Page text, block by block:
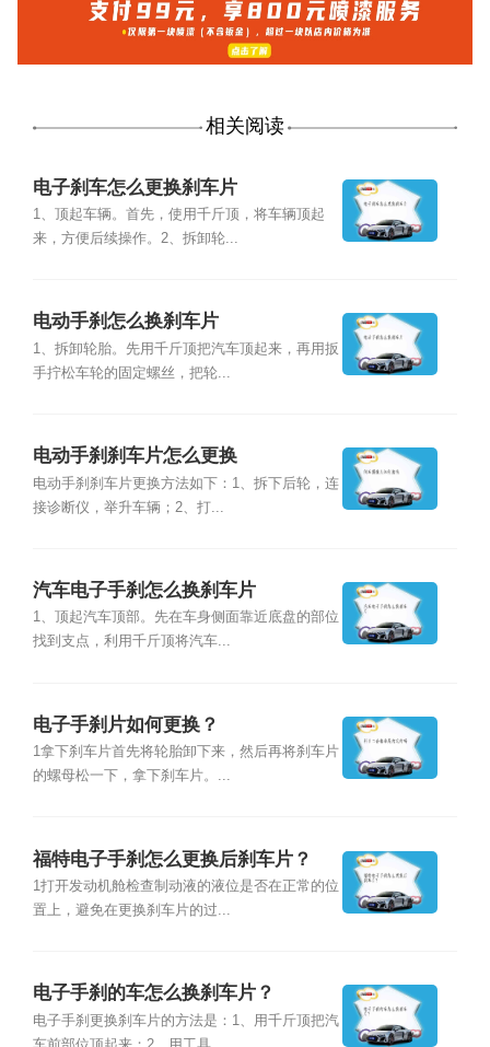
相关阅读
电子刹车怎么更换刹车片
1、顶起车辆。首先，使用千斤顶，将车辆顶起
来，方便后续操作。2、拆卸轮...
电动手刹怎么换刹车片
1、拆卸轮胎。先用千斤顶把汽车顶起来，再用扳
手拧松车轮的固定螺丝，把轮...
电动手刹刹车片怎么更换
电动手刹刹车片更换方法如下：1、拆下后轮，连
接诊断仪，举升车辆；2、打...
汽车电子手刹怎么换刹车片
1、顶起汽车顶部。先在车身侧面靠近底盘的部位
找到支点，利用千斤顶将汽车...
电子手刹片如何更换？
1拿下刹车片首先将轮胎卸下来，然后再将刹车片
的螺母松一下，拿下刹车片。...
福特电子手刹怎么更换后刹车片？
1打开发动机舱检查制动液的液位是否在正常的位
置上，避免在更换刹车片的过...
电子手刹的车怎么换刹车片？
电子手刹更换刹车片的方法是：1、用千斤顶把汽